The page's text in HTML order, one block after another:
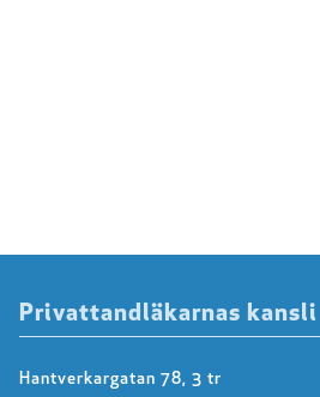
Privattandläkarnas kansli
Hantverkargatan 78, 3 tr